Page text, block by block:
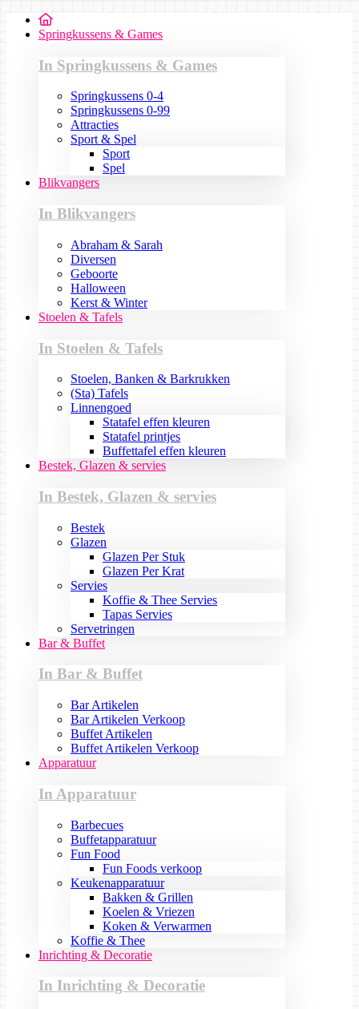
Springkussens & Games
In Springkussens & Games
Springkussens 0-4
Springkussens 0-99
Attracties
Sport & Spel
Sport
Spel
Blikvangers
In Blikvangers
Abraham & Sarah
Diversen
Geboorte
Halloween
Kerst & Winter
Stoelen & Tafels
In Stoelen & Tafels
Stoelen, Banken & Barkrukken
(Sta) Tafels
Linnengoed
Statafel effen kleuren
Statafel printjes
Buffettafel effen kleuren
Bestek, Glazen & servies
In Bestek, Glazen & servies
Bestek
Glazen
Glazen Per Stuk
Glazen Per Krat
Servies
Koffie & Thee Servies
Tapas Servies
Servetringen
Bar & Buffet
In Bar & Buffet
Bar Artikelen
Bar Artikelen Verkoop
Buffet Artikelen
Buffet Artikelen Verkoop
Apparatuur
In Apparatuur
Barbecues
Buffetapparatuur
Fun Food
Fun Foods verkoop
Keukenapparatuur
Bakken & Grillen
Koelen & Vriezen
Koken & Verwarmen
Koffie & Thee
Inrichting & Decoratie
In Inrichting & Decoratie